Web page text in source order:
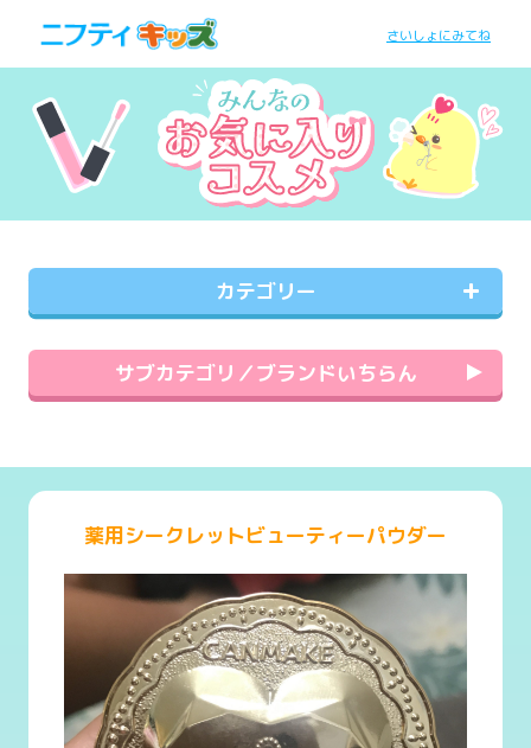
さいしょにみてね
カテゴリー
サブカテゴリ／ブランドいちらん
薬用シークレットビューティーパウダー